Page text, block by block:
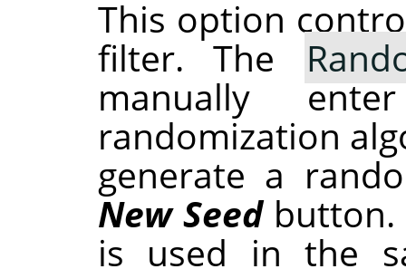
This option
filter. The
manually
randomization
generate a
New Seedbutton.
is used in the